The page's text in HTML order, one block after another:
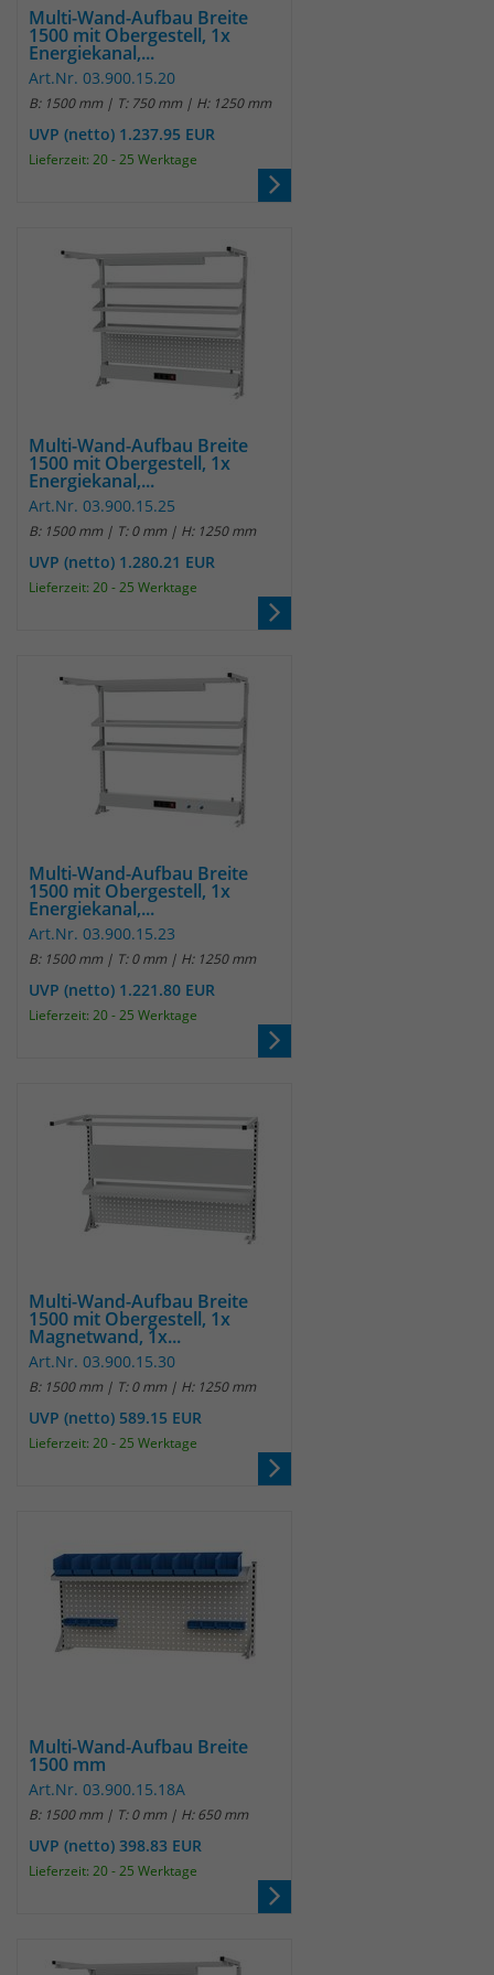
Multi-Wand-Aufbau Breite
1500 mit Obergestell, 1x
Energiekanal,...
Art.Nr. 03.900.15.20
B: 1500 mm | T: 750 mm | H: 1250 mm
UVP (netto) 1.237.95 EUR
Lieferzeit: 20 - 25 Werktage
Multi-Wand-Aufbau Breite
1500 mit Obergestell, 1x
Energiekanal,...
Art.Nr. 03.900.15.25
B: 1500 mm | T: 0 mm | H: 1250 mm
UVP (netto) 1.280.21 EUR
Lieferzeit: 20 - 25 Werktage
Multi-Wand-Aufbau Breite
1500 mit Obergestell, 1x
Energiekanal,...
Art.Nr. 03.900.15.23
B: 1500 mm | T: 0 mm | H: 1250 mm
UVP (netto) 1.221.80 EUR
Lieferzeit: 20 - 25 Werktage
Multi-Wand-Aufbau Breite
1500 mit Obergestell, 1x
Magnetwand, 1x...
Art.Nr. 03.900.15.30
B: 1500 mm | T: 0 mm | H: 1250 mm
UVP (netto) 589.15 EUR
Lieferzeit: 20 - 25 Werktage
Multi-Wand-Aufbau Breite
1500 mm
Art.Nr. 03.900.15.18A
B: 1500 mm | T: 0 mm | H: 650 mm
UVP (netto) 398.83 EUR
Lieferzeit: 20 - 25 Werktage